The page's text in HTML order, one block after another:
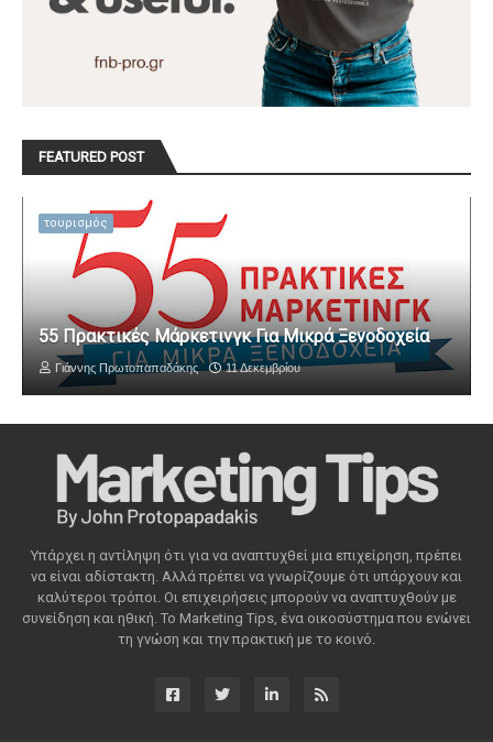
FEATURED POST
τουρισμός
55 Πρακτικές Μάρκετινγκ Για Μικρά Ξενοδοχεία
Γιάννης Πρωτοπαπαδάκης 11 Δεκεμβρίου
Υπάρχει η αντίληψη ότι για να αναπτυχθεί μια επιχείρηση, πρέπει
να είναι αδίστακτη. Αλλά πρέπει να γνωρίζουμε ότι υπάρχουν και
καλύτεροι τρόποι. Οι επιχειρήσεις μπορούν να αναπτυχθούν με
συνείδηση ​​και ηθική. Το Marketing Tips, ένα οικοσύστημα που ενώνει
τη γνώση και την πρακτική με το κοινό.